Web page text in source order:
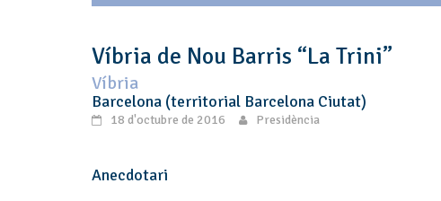
Víbria de Nou Barris “La Trini”
Víbria
Barcelona (territorial Barcelona Ciutat)
18 d'octubre de 2016 Presidència
Anecdotari